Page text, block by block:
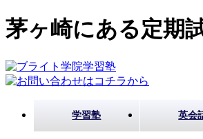
茅ヶ崎にある定期
学習塾 英会